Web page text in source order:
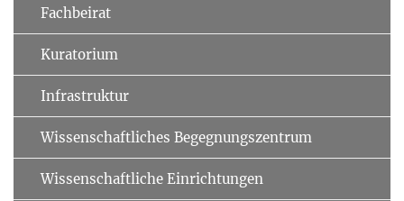
Fachbeirat
Kuratorium
Infrastruktur
Wissenschaftliches Begegnungszentrum
Wissenschaftliche Einrichtungen